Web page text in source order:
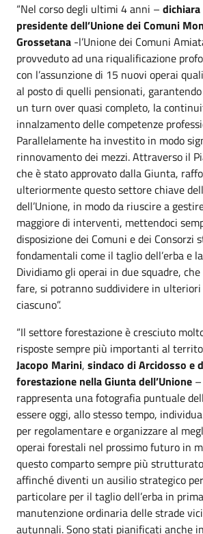
“Nel corso degli ultimi 4 anni –
presidente dell’Unione dei Comuni
Grossetana -l’Unione dei Comuni
provveduto ad una riqualificazione
con l’assunzione di 15 nuovi operai
al posto di quelli pensionati,
un turn over quasi completo, la
innalzamento delle competenze
Parallelamente ha investito in modo
rinnovamento dei mezzi. Attraverso il
che è stato approvato dalla Giunta,
ulteriormente questo settore chiave
dell’Unione, in modo da riuscire a
maggiore di interventi, mettendoci
disposizione dei Comuni e dei
fondamentali come il taglio dell’erba e
Dividiamo gli operai in due squadre,
fare, si potranno suddividere in ulteriori
ciascuno”.
“Il settore forestazione è cresciuto
risposte sempre più importanti al
Jacopo Marini, sindaco di Arcidosso e
forestazione nella Giunta dell’Unione
rappresenta una fotografia puntuale
essere oggi, allo stesso tempo,
per regolamentare e organizzare al
operai forestali nel prossimo futuro in
questo comparto sempre più
affinché diventi un ausilio strategico
particolare per il taglio dell’erba in
manutenzione ordinaria delle strade
autunnali. Sono stati pianificati anche